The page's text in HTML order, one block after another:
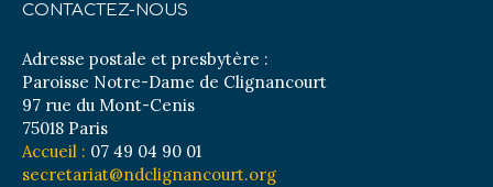
CONTACTEZ-NOUS
Adresse postale et presbytère :
Paroisse Notre-Dame de Clignancourt
97 rue du Mont-Cenis
75018 Paris
Accueil : 07 49 04 90 01
secretariat@ndclignancourt.org